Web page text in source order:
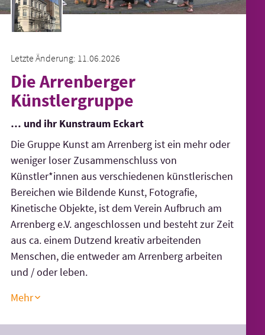
Letzte Änderung: 11.06.2026
Die Arrenberger
Künstlergruppe
… und ihr Kunstraum Eckart
Die Gruppe Kunst am Arrenberg ist ein mehr oder
weniger loser Zusammenschluss von
Künstler*innen aus verschiedenen künstlerischen
Bereichen wie Bildende Kunst, Fotografie,
Kinetische Objekte, ist dem Verein Aufbruch am
Arrenberg e.V. angeschlossen und besteht zur Zeit
aus ca. einem Dutzend kreativ arbeitenden
Menschen, die entweder am Arrenberg arbeiten
und / oder leben.
Mehr